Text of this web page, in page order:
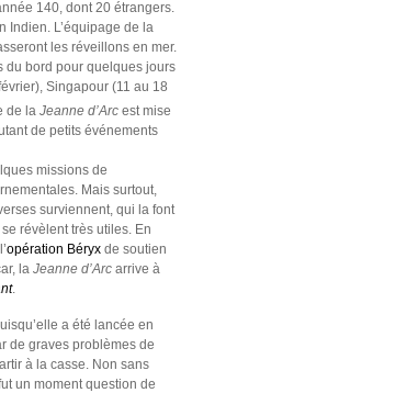
140, dont 20 étrangers.
Indien. L’équipage de la
les réveillons en mer.
du bord pour quelques jours
Singapour (11 au 18
de la Jeanne d’Arc est mise
de petits événements
missions de
Mais surtout,
surviennent, qui la font
révèlent très utiles. En
opération Béryx de soutien
la Jeanne d’Arc arrive à
.
a été lancée en
de graves problèmes de
à la casse. Non sans
un moment question de